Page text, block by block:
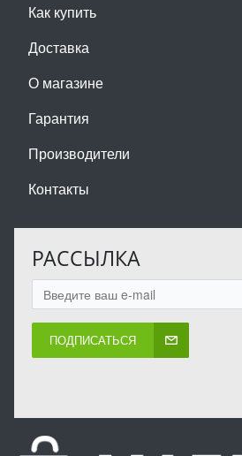
Как купить
Доставка
О магазине
Гарантия
Производители
Контакты
РАССЫЛКА
ПОДПИСАТЬСЯ